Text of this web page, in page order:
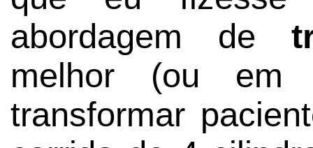
abordagem de
melhor (ou em
transformar